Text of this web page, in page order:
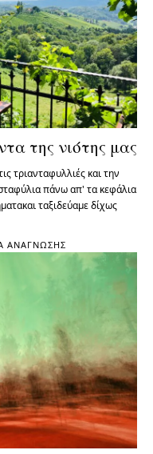
της νιότης μας
τριανταφυλλιές και την
πάνω απ' τα κεφάλια
ταξιδεύαμε δίχως
ΑΝΆΓΝΩΣΗΣ